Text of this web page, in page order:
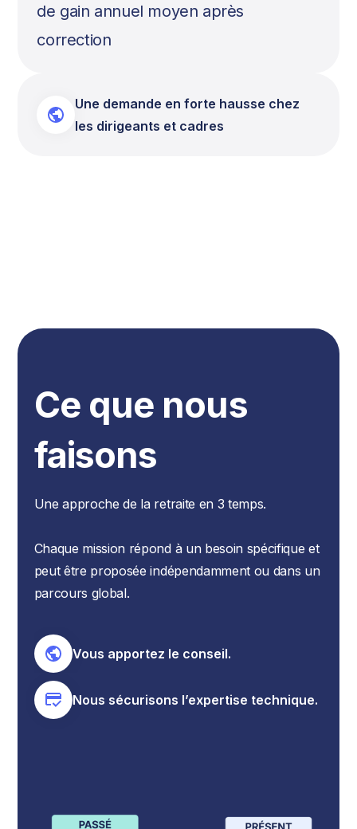
de gain annuel moyen après
correction
Une demande en forte hausse chez
les dirigeants et cadres
Ce que nous
faisons
Une approche de la retraite en 3 temps.
Chaque mission répond à un besoin spécifique et
peut être proposée indépendamment ou dans un
parcours global.
Vous apportez le conseil.
Nous sécurisons l’expertise technique.